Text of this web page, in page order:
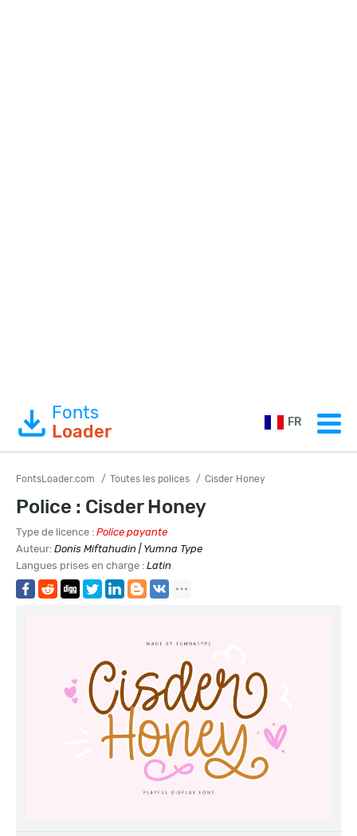
Fonts
Loader
FR
FontsLoader.com Toutes les polices Cisder Honey
Police : Cisder Honey
Type de licence : Police payante
Auteur: Donis Miftahudin | Yumna Type
Langues prises en charge : Latin